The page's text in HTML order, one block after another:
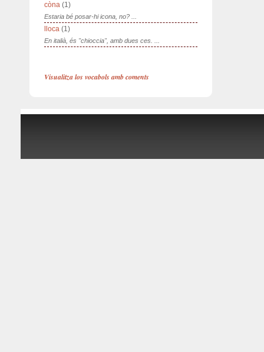
còna (1)
Estaria bé posar-hi icona, no? ...
lloca (1)
En italià, és "chioccia", amb dues ces. ...
Visualitza los vocabols amb coments